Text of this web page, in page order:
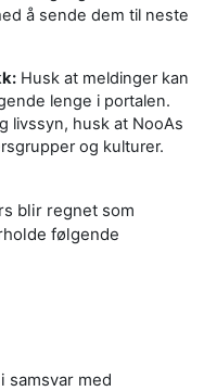
å sende dem til neste
Husk at meldinger kan
lenge i portalen.
livssyn, husk at NooAs
og kulturer.
blir regnet som
følgende
samsvar med